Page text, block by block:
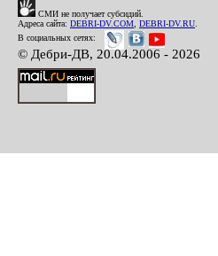
СМИ не получает субсидий.
Адреса сайта: DEBRI-DV.COM DEBRI-DV.RU
В социальных сетях:
© Дебри-ДВ, 20.04.2006 - 2026